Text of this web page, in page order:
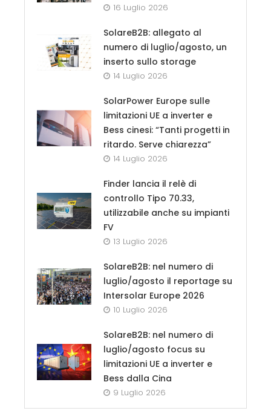
16 Luglio 2026
SolareB2B: allegato al
numero di luglio/agosto, un
inserto sullo storage
14 Luglio 2026
SolarPower Europe sulle
limitazioni UE a inverter e
Bess cinesi: “Tanti progetti in
ritardo. Serve chiarezza”
14 Luglio 2026
Finder lancia il relè di
controllo Tipo 70.33,
utilizzabile anche su impianti
FV
13 Luglio 2026
SolareB2B: nel numero di
luglio/agosto il reportage su
Intersolar Europe 2026
10 Luglio 2026
SolareB2B: nel numero di
luglio/agosto focus su
limitazioni UE a inverter e
Bess dalla Cina
9 Luglio 2026